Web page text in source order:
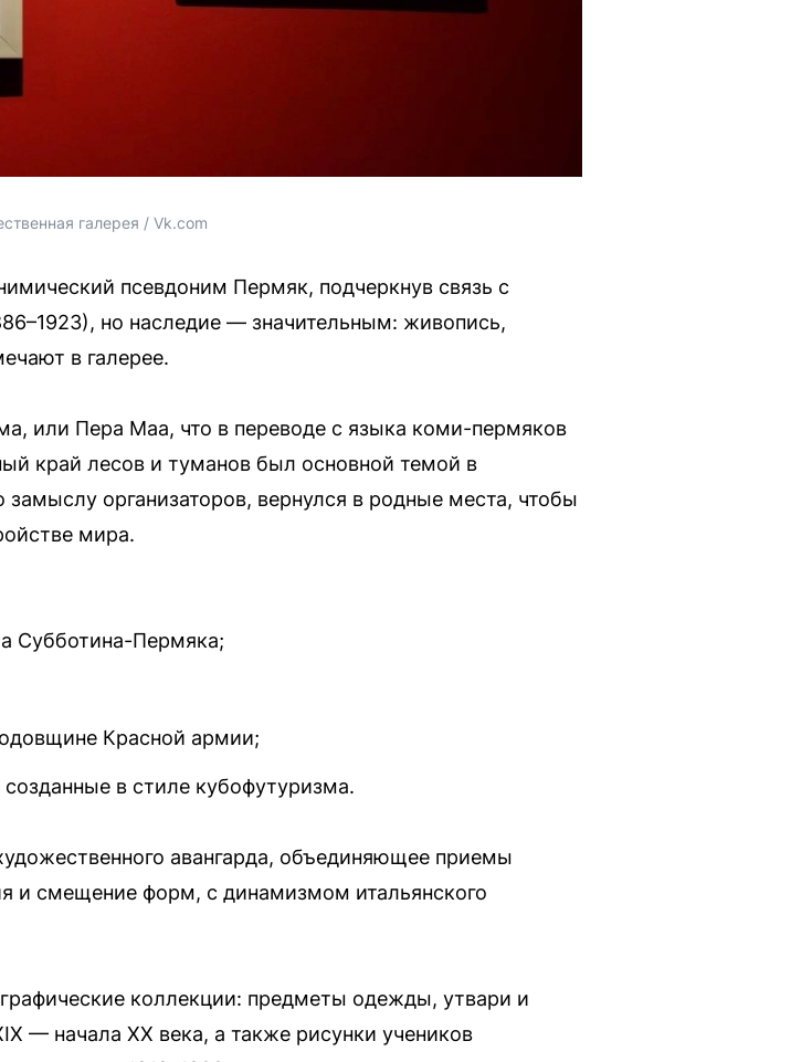
галерея / Vk.com
псевдоним Пермяк, подчеркнув связь с
но наследие — значительным: живопись,
в галерее.
или Пера Маа, что в переводе с языка коми-пермяков
край лесов и туманов был основной темой в
организаторов, вернулся в родные места, чтобы
мира.
Субботина-Пермяка;
Красной армии;
в стиле кубофутуризма.
авангарда, объединяющее приемы
и смещение форм, с динамизмом итальянского
коллекции: предметы одежды, утвари и
— начала XX века, а также рисунки учеников